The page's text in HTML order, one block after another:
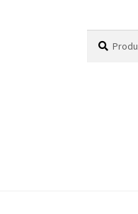
nach: